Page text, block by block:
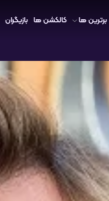
برترین ها کالکشن ها بازیگران